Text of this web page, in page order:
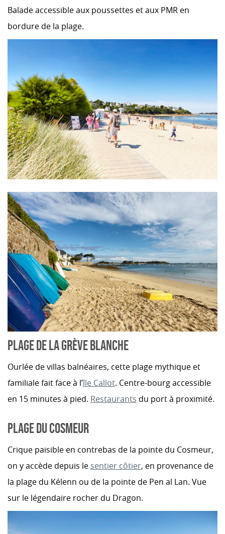
Balade accessible aux poussettes et aux PMR en
bordure de la plage.
PLAGE DE LA GRÈVE BLANCHE
Ourlée de villas balnéaires, cette plage mythique et
familiale fait face à l’île Callot. Centre-bourg accessible
en 15 minutes à pied. Restaurants du port à proximité.
PLAGE DU COSMEUR
Crique paisible en contrebas de la pointe du Cosmeur,
on y accède depuis le sentier côtier, en provenance de
la plage du Kélenn ou de la pointe de Pen al Lan. Vue
sur le légendaire rocher du Dragon.